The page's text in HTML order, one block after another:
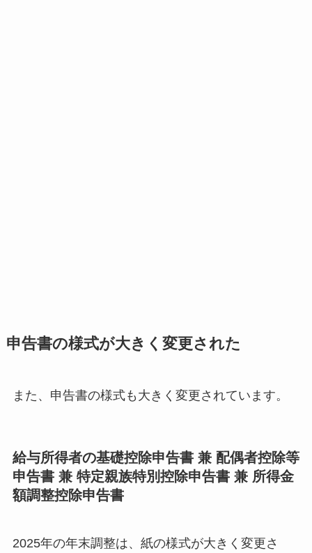
申告書の様式が大きく変更された
また、申告書の様式も大きく変更されています。
給与所得者の基礎控除申告書 兼 配偶者控除等
申告書 兼 特定親族特別控除申告書 兼 所得金
額調整控除申告書
2025年の年末調整は、紙の様式が大きく変更さ